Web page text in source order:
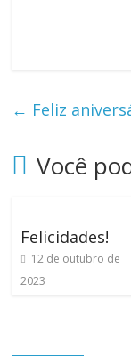
← Feliz
Você
Felicidades!
12 de outubro de
2023